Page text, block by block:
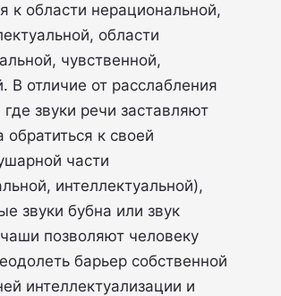
к области нерациональной,
области
чувственной,
В отличие от расслабления
звуки речи заставляют
обратиться к своей
части
интеллектуальной),
звуки бубна или звук
позволяют человеку
барьер собственной
интеллектуализации и